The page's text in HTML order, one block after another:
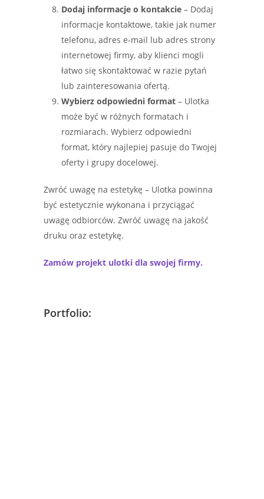
Dodaj informacje o kontakcie – Dodaj
informacje kontaktowe, takie jak numer
telefonu, adres e-mail lub adres strony
internetowej firmy, aby klienci mogli
łatwo się skontaktować w razie pytań
lub zainteresowania ofertą.
Wybierz odpowiedni format – Ulotka
może być w różnych formatach i
rozmiarach. Wybierz odpowiedni
format, który najlepiej pasuje do Twojej
oferty i grupy docelowej.
Zwróć uwagę na estetykę – Ulotka powinna
być estetycznie wykonana i przyciągać
uwagę odbiorców. Zwróć uwagę na jakość
druku oraz estetykę.
Zamów projekt ulotki dla swojej firmy.
Portfolio: